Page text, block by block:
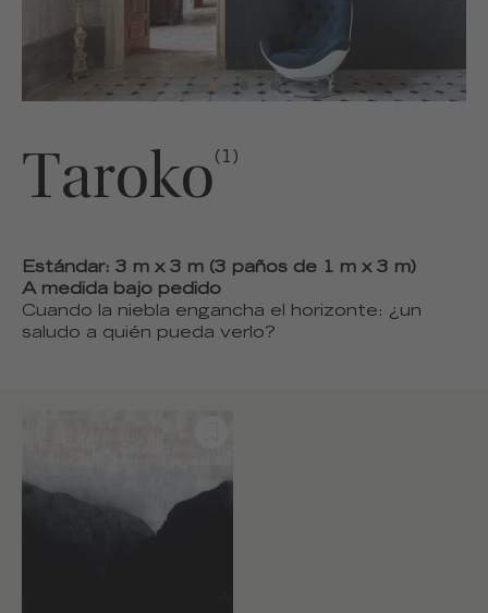
Taroko(1)
Estándar: 3 m x 3 m (3 paños de 1 m x 3 m)
A medida bajo pedido
Cuando la niebla engancha el horizonte: ¿un
saludo a quién pueda verlo?